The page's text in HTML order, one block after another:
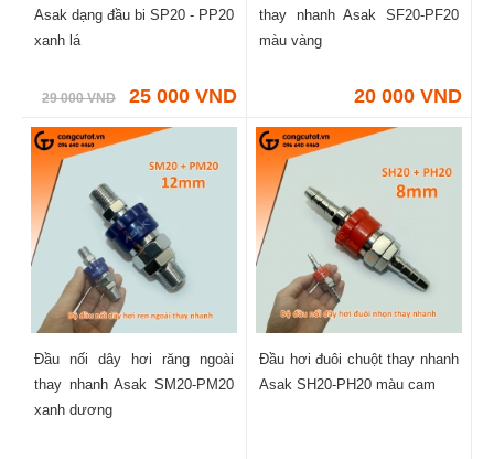
Asak dạng đầu bi SP20 - PP20
xanh lá
29 000 VND 25 000 VND
thay nhanh Asak SF20-PF20
màu vàng
20 000 VND
Đầu nối dây hơi răng ngoài
thay nhanh Asak SM20-PM20
xanh dương
Đầu hơi đuôi chuột thay nhanh
Asak SH20-PH20 màu cam